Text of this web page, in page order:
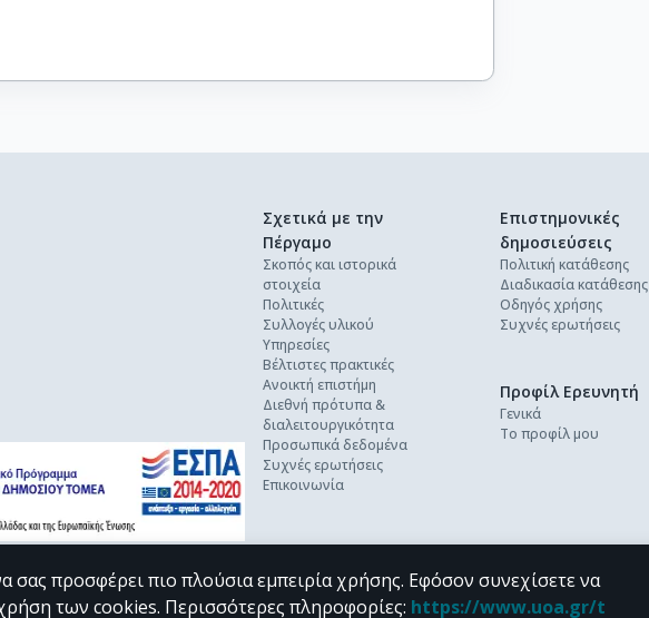
Σχετικά με την
Πέργαμο
Σκοπός και ιστορικά
στοιχεία
Πολιτικές
Συλλογές υλικού
Υπηρεσίες
Βέλτιστες πρακτικές
Ανοικτή επιστήμη
Διεθνή πρότυπα &
διαλειτουργικότητα
Προσωπικά δεδομένα
Συχνές ερωτήσεις
Επικοινωνία
Επιστημονικές
δημοσιεύσεις
Πολιτική κατάθεσης
Διαδικασία κατάθεσης
Οδηγός χρήσης
Συχνές ερωτήσεις
Προφίλ Ερευνητή
Γενικά
Το προφίλ μου
σας προσφέρει πιο πλούσια εμπειρία χρήσης. Εφόσον συνεχίσετε να
των cookies. Περισσότερες πληροφορίες: https://www.uoa.gr/t